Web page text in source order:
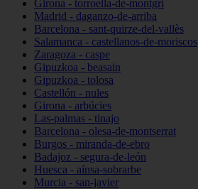
Girona - torroella-de-montgrí
Madrid - daganzo-de-arriba
Barcelona - sant-quirze-del-vallès
Salamanca - castellanos-de-moriscos
Zaragoza - caspe
Gipuzkoa - beasain
Gipuzkoa - tolosa
Castellón - nules
Girona - arbúcies
Las-palmas - tinajo
Barcelona - olesa-de-montserrat
Burgos - miranda-de-ebro
Badajoz - segura-de-león
Huesca - aínsa-sobrarbe
Murcia - san-javier